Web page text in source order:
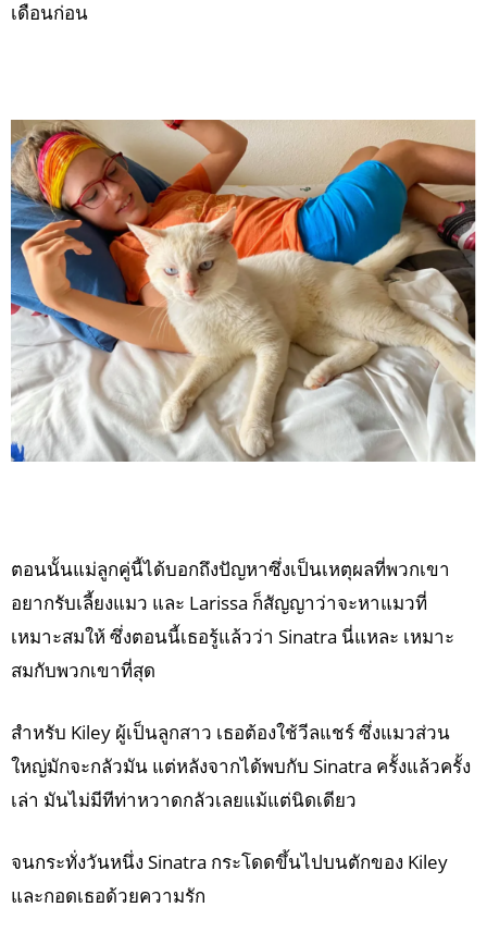
เดือนก่อน
ตอนนั้นแม่ลูกคู่นี้ได้บอกถึงปัญหาซึ่งเป็นเหตุผลที่พวกเขา
อยากรับเลี้ยงแมว และ Larissa ก็สัญญาว่าจะหาแมวที่
เหมาะสมให้ ซึ่งตอนนี้เธอรู้แล้วว่า Sinatra นี่แหละ เหมาะ
สมกับพวกเขาที่สุด
สำหรับ Kiley ผู้เป็นลูกสาว เธอต้องใช้วีลแชร์ ซึ่งแมวส่วน
ใหญ่มักจะกลัวมัน แต่หลังจากได้พบกับ Sinatra ครั้งแล้วครั้ง
เล่า มันไม่มีทีท่าหวาดกลัวเลยแม้แต่นิดเดียว
จนกระทั่งวันหนึ่ง Sinatra กระโดดขึ้นไปบนตักของ Kiley
และกอดเธอด้วยความรัก